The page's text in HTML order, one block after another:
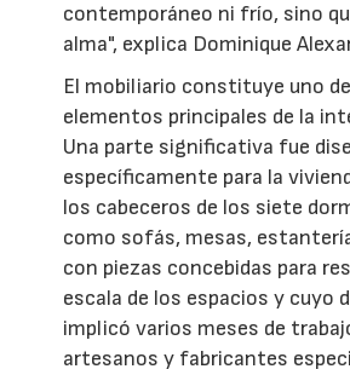
contemporáneo ni frío, sino
alma", explica Dominique
El mobiliario constituye uno
elementos principales de la
Una parte significativa fue
específicamente para la
los cabeceros de los siete
como sofás, mesas,
con piezas concebidas para
escala de los espacios y cuyo
implicó varios meses de
artesanos y fabricantes